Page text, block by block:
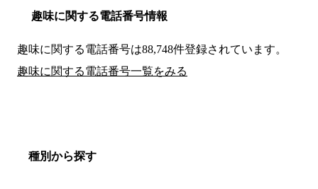
趣味に関する電話番号情報
趣味に関する電話番号は88,748件登録されています。
趣味に関する電話番号一覧をみる
種別から探す